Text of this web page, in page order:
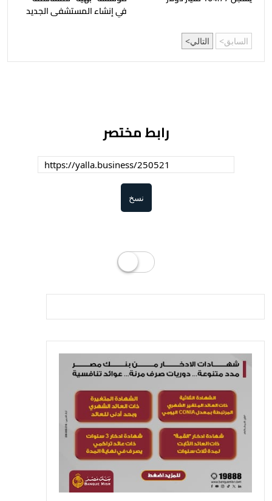
في إنشاء المستشفى الجديد
السابق التالي
رابط مختصر
نسخ